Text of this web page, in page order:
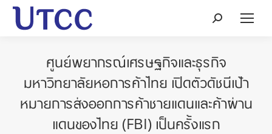
Search:
ศูนย์พยากรณ์เศรษฐกิจและธุรกิจ
มหาวิทยาลัยหอการค้าไทย เปิดตัวดัชนีเป้า
หมายการส่งออกการค้าชายแดนและค้าผ่าน
แดนของไทย (FBI) เป็นครั้งแรก